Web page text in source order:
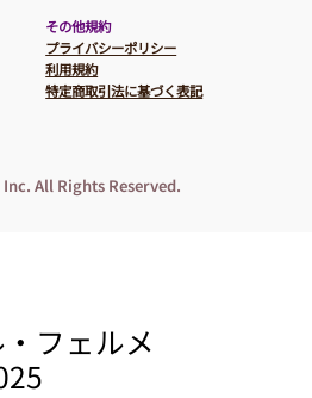
フェルメ
その他規約
プライバシーポリシー
利用規約
特定商取引法に基づく表記
All Rights Reserved.